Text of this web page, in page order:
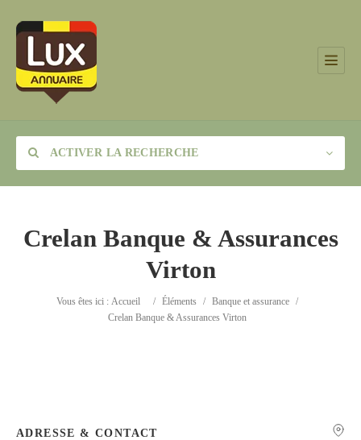
ACTIVER LA RECHERCHE
Crelan Banque & Assurances
Virton
Vous êtes ici : Accueil / Éléments / Banque et assurance /
Crelan Banque & Assurances Virton
ADRESSE & CONTACT